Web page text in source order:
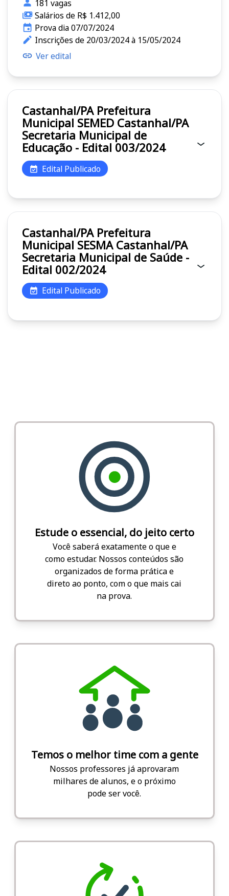
181 vagas
Salários de R$ 1.412,00
Prova dia 07/07/2024
Inscrições de 20/03/2024 à 15/05/2024
Ver edital
Castanhal/PA Prefeitura
Municipal SEMED Castanhal/PA
Secretaria Municipal de
Educação - Edital 003/2024
Edital Publicado
Castanhal/PA Prefeitura
Municipal SESMA Castanhal/PA
Secretaria Municipal de Saúde -
Edital 002/2024
Edital Publicado
Estude o essencial, do jeito certo
Você saberá exatamente o que e
como estudar. Nossos conteúdos são
organizados de forma prática e
direto ao ponto, com o que mais cai
na prova.
Temos o melhor time com a gente
Nossos professores já aprovaram
milhares de alunos, e o próximo
pode ser você.